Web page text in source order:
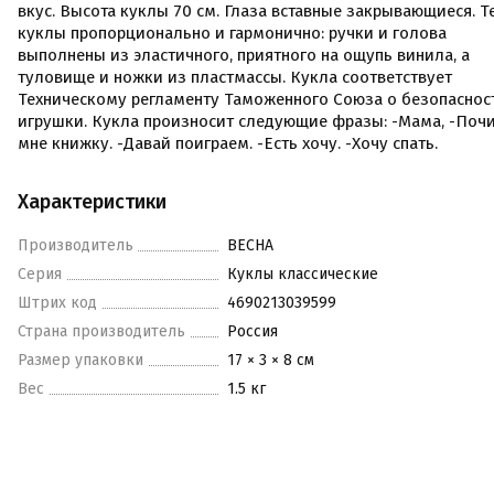
вкус. Высота куклы 70 см. Глаза вставные закрывающиеся.
куклы пропорционально и гармонично: ручки и голова
выполнены из эластичного, приятного на ощупь винила, а
туловище и ножки из пластмассы. Кукла соответствует
Техническому регламенту Таможенного Союза о
игрушки. Кукла произносит следующие фразы: -Мама, -
мне книжку. -Давай поиграем. -Есть хочу. -Хочу спать.
Характеристики
Производитель
ВЕСНА
Серия
Куклы классические
Штрих код
4690213039599
Страна производитель
Россия
Размер упаковки
17 × 3 × 8 см
Вес
1.5 кг